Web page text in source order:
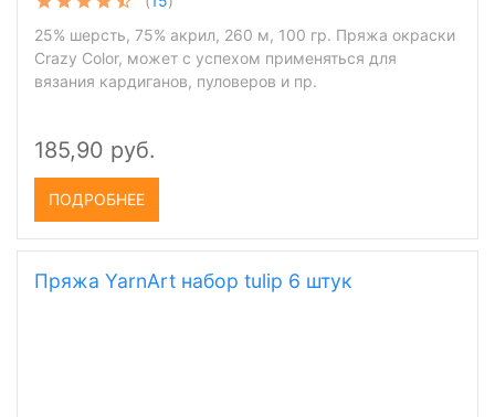
25% шерсть, 75% акрил, 260 м, 100 гр. Пряжа окраски
Crazy Color, может с успехом применяться для
вязания кардиганов, пуловеров и пр.
185,90 руб.
ПОДРОБНЕЕ
Пряжа YarnArt набор tulip 6 штук